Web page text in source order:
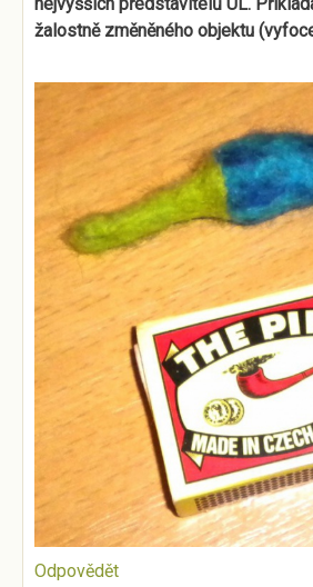
žalostně změněného objektu
Odpovědět